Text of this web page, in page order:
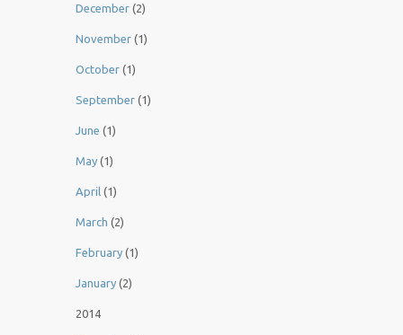
December (2)
November (1)
October (1)
September (1)
June (1)
May (1)
April (1)
March (2)
February (1)
January (2)
2014